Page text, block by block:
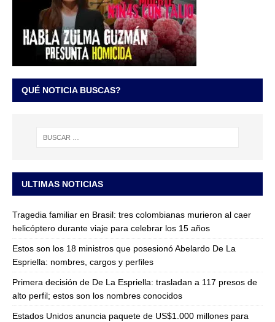
QUÉ NOTICIA BUSCAS?
ULTIMAS NOTICIAS
Tragedia familiar en Brasil: tres colombianas murieron al caer
helicóptero durante viaje para celebrar los 15 años
Estos son los 18 ministros que posesionó Abelardo De La
Espriella: nombres, cargos y perfiles
Primera decisión de De La Espriella: trasladan a 117 presos de
alto perfil; estos son los nombres conocidos
Estados Unidos anuncia paquete de US$1.000 millones para